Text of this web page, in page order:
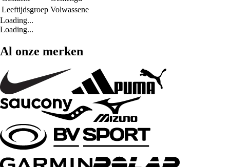
Leeftijdsgroep Volwassene
Loading...
Loading...
Al onze merken